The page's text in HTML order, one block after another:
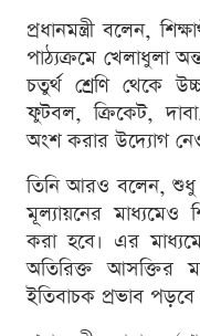
প্রধানমন্ত্রী বলেন,
পাঠ্যক্রমে খেলাধুলা
চতুর্থ শ্রেণি থেকে
ফুটবল, ক্রিকেট,
অংশ করার উদ্যোগ
তিনি আরও বলেন, শুধু
মূল্যায়নের মাধ্যমেও
করা হবে। এর
অতিরিক্ত আসক্তির
ইতিবাচক প্রভাব